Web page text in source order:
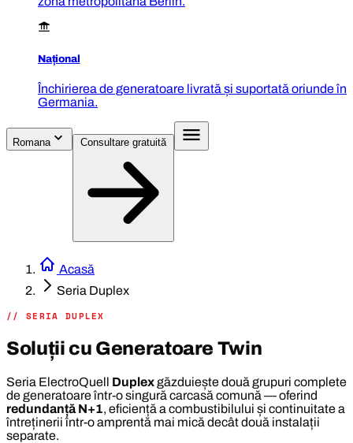
Național
Închirierea de generatoare livrată și suportată oriunde în
Germania.
Romana
Acasă
Seria Duplex
// SERIA DUPLEX
Soluții cu Generatoare Twin
Seria ElectroQuell Duplexgăzduiește două grupuri complete
de generatoare într-o singură carcasă comună — oferind
redundanță N+1, eficiență a combustibilului și continuitate a
întreținerii într-o amprentă mai mică decât două instalații
separate.